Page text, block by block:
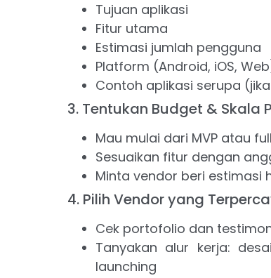
Tujuan aplikasi
Fitur utama
Estimasi jumlah pengguna
Platform (Android, iOS,
Contoh aplikasi serupa
3. Tentukan Budget & Skala
Mau mulai dari MVP atau
Sesuaikan fitur dengan
Minta vendor beri estimasi
4. Pilih Vendor yang
Cek portofolio dan
Tanyakan alur kerja:
launching